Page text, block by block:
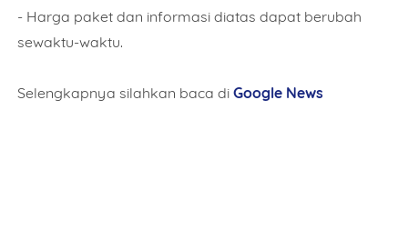
- Harga paket dan informasi diatas dapat berubah
sewaktu-waktu.
Selengkapnya silahkan baca diGoogle News
ORDER NOW